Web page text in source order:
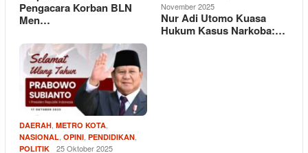
Pengacara Korban BLN
Men…
November 2025
Nur Adi Utomo Kuasa
Hukum Kasus Narkoba:…
DAERAH METRO KOTA
NASIONAL OPINI PENDIDIKAN
POLITIK 25 Oktober 2025